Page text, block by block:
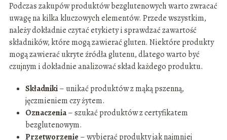
Podczas zakupów produktów bezglutenowych warto zwracać
uwagę na kilka kluczowych elementów. Przede wszystkim,
należy dokładnie czytać etykiety i sprawdzać zawartość
składników, które mogą zawierać gluten. Niektóre produkty
mogą zawierać ukryte źródła glutenu, dlatego warto być
czujnym i dokładnie analizować skład każdego produktu.
Składniki– unikać produktów z mąką pszenną,
jęczmieniem czy żytem.
Oznaczenia– szukać produktów z certyfikatem
bezglutenowym.
Przetworzenie – wybierać produkty jak najmniej